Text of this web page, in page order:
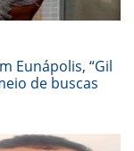
Eunápolis, “Gil
de buscas